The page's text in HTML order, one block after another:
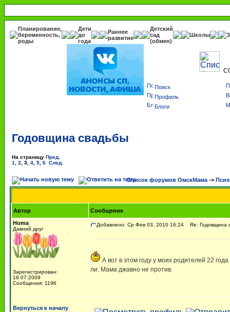
Планирование,
беременность,
роды
Дети
до
года
Раннее
развитие
Детский
сад
(обмен)
Школы
Поиск
Профиль
Блоги
Годовщина свадьбы
На страницу Пред.
1
2 3 4 5 6 След.
Список форумов ОмскМама ->
Автор
Сообщение
Homa
Давний друг
Зарегистрирован:
18.07.2009
Сообщения: 1196
Добавлено: Ср Фев 03, 2010 16:24 Re: Годовщина
А вот в этом году у моих родителей 22
ли. Мама джавно не против.
Вернуться к началу